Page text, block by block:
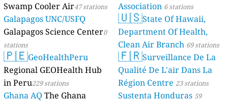
Swamp Cooler Air47 stations
Galapagos UNC/USFQ
Galapagos Science Center0
stations
🇵🇪GeoHealthPeru
Regional GEOHealth Hub
in Peru229 stations
Ghana AQ The Ghana
Association 6 stations
🇺🇸State Of Hawaii,
Department Of Health,
Clean Air Branch 69 stations
🇫🇷Surveillance De La
Qualité De L'air Dans La
Région Centre 23 stations
Sustenta Honduras 59